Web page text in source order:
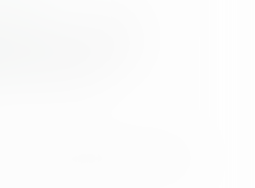
vérifier si vous êtes
non afin d'éviter
(spam)